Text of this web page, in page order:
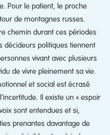
Pour le patient, le proche
de montagnes russes.
chemin durant ces périodes
décideurs politiques tiennent
vivant avec plusieurs
de vivre pleinement sa vie.
et social est écrasé
Il existe un « espoir
sont entendues et si,
prenantes davantage de